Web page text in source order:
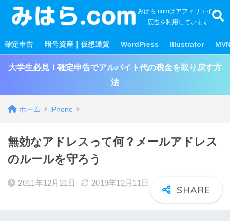
みはら.comはアフィリエイト
広告を利用しています
確定申告 暗号資産｜仮想通貨 WordPress Illustrator
大学生必見！確定申告でアルバイト代の税金を取り戻す方
法
ホーム iPhone
無効なアドレスって何？メールアドレス
のルールを守ろう
2011年12月21日 2019年12月11日